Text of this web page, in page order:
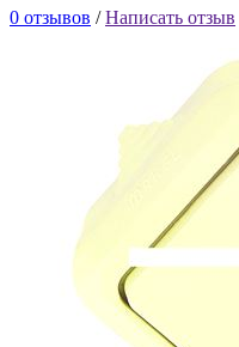
0 отзывов /Написать отзыв